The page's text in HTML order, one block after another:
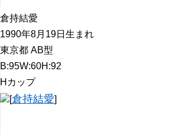
倉持結愛
1990年8月19日生まれ
東京都 AB型
B:95W:60H:92
Hカップ
[倉持結愛]